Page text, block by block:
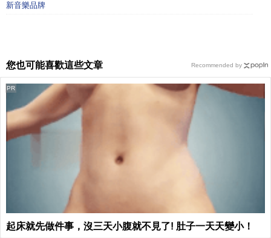
新音樂品牌
您也可能喜歡這些文章
起床就先做件事，沒三天小腹就不見了! 肚子一天天變小！
PR
Recommended by